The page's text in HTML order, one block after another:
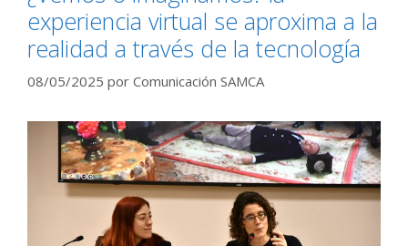
experiencia virtual se aproxima a la
realidad a través de la tecnología
08/05/2025 por Comunicación SAMCA